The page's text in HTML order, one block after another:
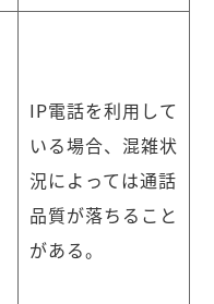
IP電話を利用して
いる場合、混雑状
況によっては通話
品質が落ちること
がある。